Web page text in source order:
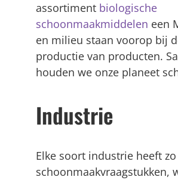
assortiment biologische
schoonmaakmiddelen een
en milieu staan voorop bij
productie van producten.
houden we onze planeet
Industrie
Elke soort industrie heeft
schoonmaakvraagstukken,